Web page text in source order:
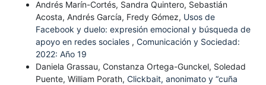
Andrés Marín-Cortés, Sandra Quintero, Sebastián
Acosta, Andrés García, Fredy Gómez, Usos de
Facebook y duelo: expresión emocional y búsqueda de
apoyo en redes sociales , Comunicación y Sociedad:
2022: Año 19
Daniela Grassau, Constanza Ortega-Gunckel, Soledad
Puente, William Porath, Clickbait, anonimato y “cuña